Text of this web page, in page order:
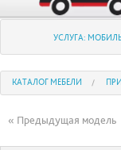
УСЛУГА:
КАТАЛОГ МЕБЕЛИ
« Предыдущая модель